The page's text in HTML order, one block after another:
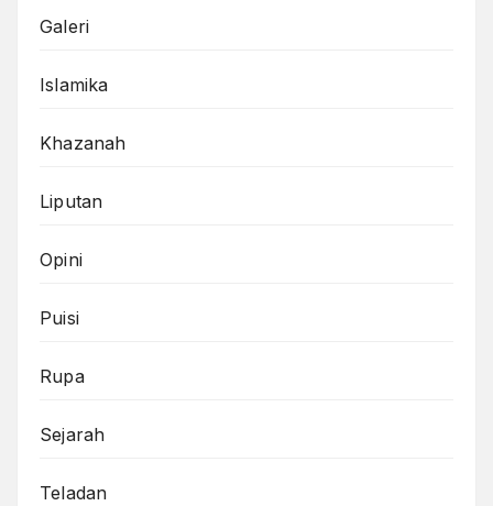
Galeri
Islamika
Khazanah
Liputan
Opini
Puisi
Rupa
Sejarah
Teladan